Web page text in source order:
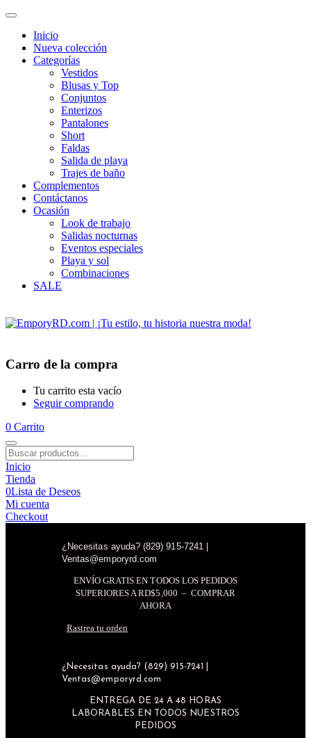
Inicio
Nueva colección
Categorías
Vestidos
Blusas y Top
Conjuntos
Enterizos
Pantalones
Short
Faldas
Salida de playa
Trajes de baño
Complementos
Contáctanos
Ocasión
Look de trabajo
Salidas nocturnas
Eventos especiales
Playa y sol
Combinaciones
SALE
Carro de la compra
Tu carrito esta vacío
Seguir comprando
0 Carrito
Inicio
Tienda
0Lista de Deseos
Mi cuenta
Checkout
¿Necesitas ayuda? (829) 915-7241 |
Ventas@emporyrd.com
ENVÍO GRATIS EN TODOS LOS PEDIDOS
SUPERIORES A RD$5,000 – COMPRAR
AHORA
Rastrea tu orden
¿Necesitas ayuda? (829) 915-7241 |
Ventas@emporyrd.com
ENTREGA DE 24 A 48 HORAS
LABORABLES EN TODOS NUESTROS
PEDIDOS